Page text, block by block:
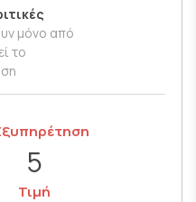
μόνο από
το
5
Τιμή